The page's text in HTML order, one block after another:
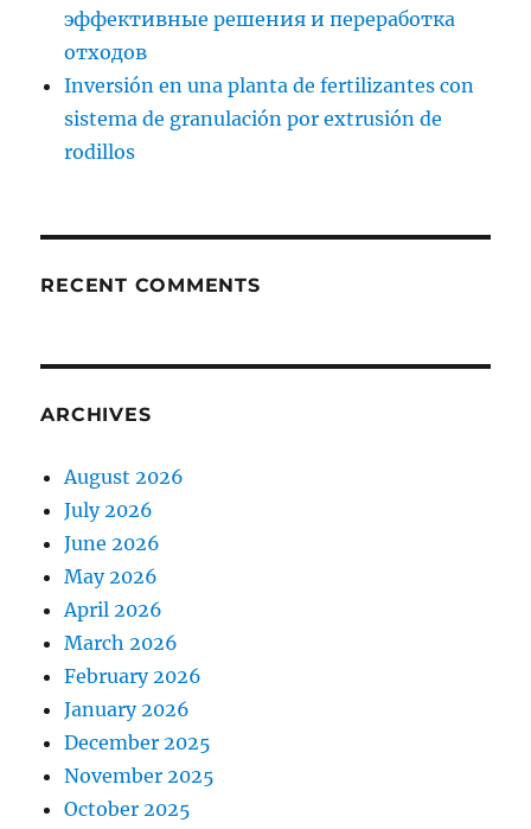
эффективные решения и переработка
отходов
Inversión en una planta de fertilizantes con
sistema de granulación por extrusión de
rodillos
RECENT COMMENTS
ARCHIVES
August 2026
July 2026
June 2026
May 2026
April 2026
March 2026
February 2026
January 2026
December 2025
November 2025
October 2025